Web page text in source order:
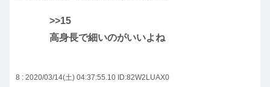
>>15
高身長で細いのがいいよね
8 : 2020/03/14(土) 04:37:55.10 ID:82W2LUAX0